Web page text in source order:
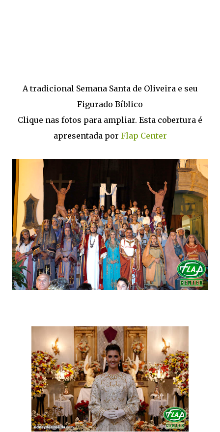
A tradicional Semana Santa de Oliveira e seu
Figurado Bíblico
Clique nas fotos para ampliar. Esta cobertura é
apresentada por Flap Center